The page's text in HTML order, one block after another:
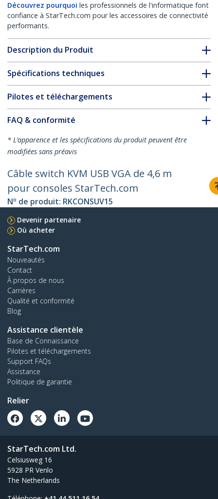
Découvrez pourquoi les professionnels de l'informatique font
confiance à StarTech.com pour les accessoires de connectivité
performants.
Description du Produit
Spécifications techniques
Pilotes et téléchargements
FAQ & conformité
* L’apparence et les spécifications du produit peuvent être
modifiées sans préavis
Câble switch KVM USB VGA de 4,6 m
pour consoles StarTech.com
Nº de produit: RKCONSUV15
Devenir partenaire
Où acheter
StarTech.com
Nouveautés
Contact
À propos de nous
Carrières
Qualité et conformité
Blog
Assistance clientèle
Base de Connaissance
Pilotes et téléchargements
Support FAQs
Assistance
Politique de garantie
Relier
StarTech.com Ltd.
Celsiusweg 16
5928 PR Venlo
The Netherlands